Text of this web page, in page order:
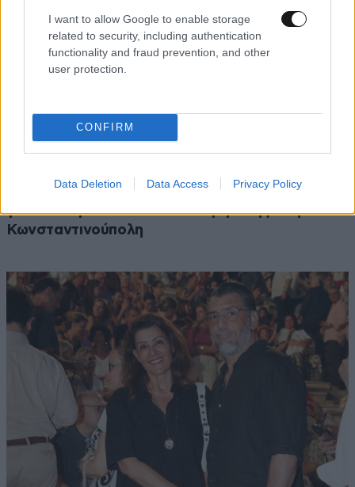
I want to allow Google to enable storage
related to security, including authentication
functionality and fraud prevention, and other
user protection.
CONFIRM
Data Deletion Data Access Privacy Policy
Μαρία Εκμεκτσίογλου: «17 λευκά τριαντάφυλλα
για έναν χρόνο» από τον σύζυγό της στην
Κωνσταντινούπολη